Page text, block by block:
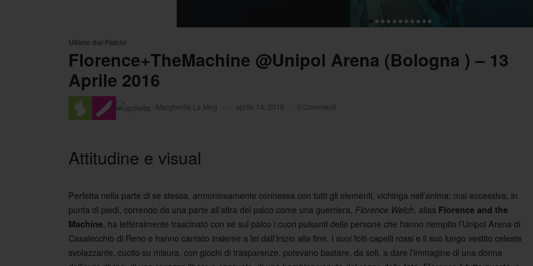
••••••••••
Ultime dai Palchi
Florence+TheMachine @Unipol Arena (Bologna ) – 13
Aprile 2016
Margherita La Meg aprile 14, 2016 0 Commenti
Attitudine e visual
Perfetta nella parte di se stessa, armoniosamente connessa con tutti gli elementi, vichinga nell’anima: mai eccessiva, in
punta di piedi, correndo da una parte all’altra del palco come una guerriera, Florence Welch, alias Florence and the
Machine, ha letteralmente trascinato con sé sul palco i cuori pulsanti delle persone che hanno riempito l’Unipol Arena di
Casalecchio di Reno e hanno cantato insieme a lei dall’inizio alla fine. I suoi folti capelli rossi e il suo lungo vestito celeste
svolazzante, cucito su misura, con giochi di trasparenze, potevano bastare, da soli, a dare l’immagine di una donna